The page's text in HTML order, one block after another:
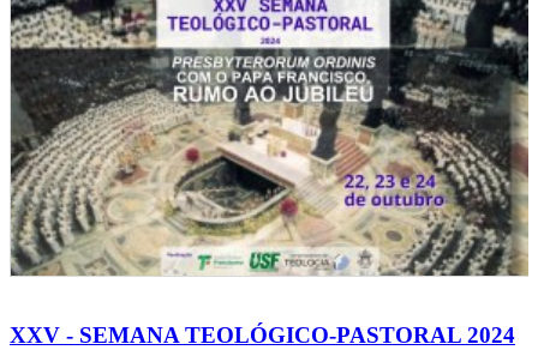
XXV - SEMANA TEOLÓGICO-PASTORAL 2024